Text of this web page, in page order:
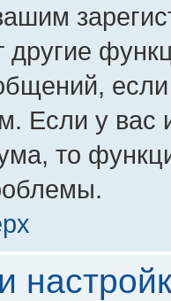
Если у
то